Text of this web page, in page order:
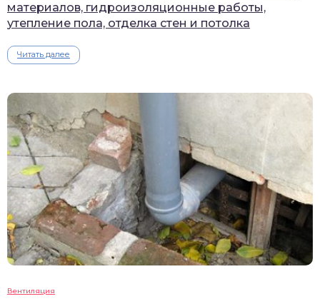
материалов, гидроизоляционные работы,
утепление пола, отделка стен и потолка
Читать далее
Вентиляция